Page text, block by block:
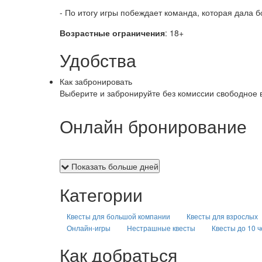
- По итогу игры побеждает команда, которая дала
Возрастные ограничения: 18+
Удобства
Как забронировать
Выберите и забронируйте без комиссии свободное
Онлайн бронирование
Показать больше дней
Категории
Квесты для большой компании Квесты для взрослых
Онлайн-игры
Нестрашные квесты Квесты до 10
Как добраться